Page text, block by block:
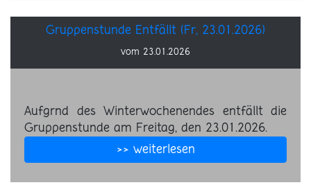
Gruppenstunde Entfällt (Fr, 23.01.2026)
vom 23.01.2026
Aufgrnd des Winterwochenendes entfällt die
Gruppenstunde am Freitag, den 23.01.2026.
>> weiterlesen